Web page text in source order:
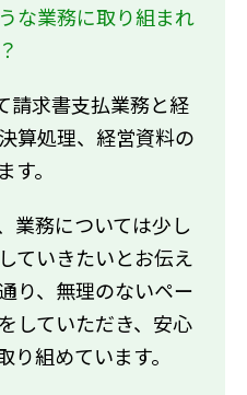
な業務に取り組まれ
請求書支払業務と経
算処理、経営資料の
。
業務については少し
ていきたいとお伝え
り、無理のないペー
していただき、安心
り組めています。